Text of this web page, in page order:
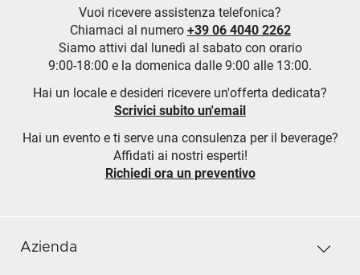
Vuoi ricevere assistenza telefonica?
Chiamaci al numero +39 06 4040 2262
Siamo attivi dal lunedì al sabato con orario
9:00-18:00 e la domenica dalle 9:00 alle 13:00.
Hai un locale e desideri ricevere un'offerta dedicata?
Scrivici subito un'email
Hai un evento e ti serve una consulenza per il beverage?
Affidati ai nostri esperti!
Richiedi ora un preventivo
Azienda